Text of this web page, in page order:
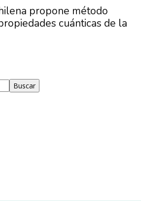
en
propone método
cuánticas de la
Buscar